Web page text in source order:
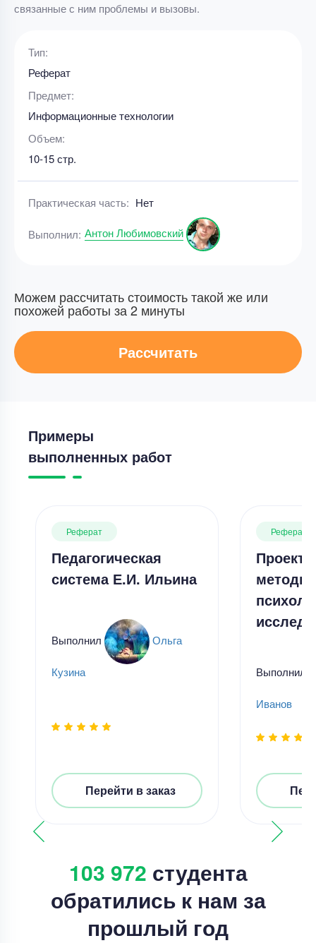
связанные с ним проблемы и вызовы.
Тип:
Реферат
Предмет:
Информационные технологии
Объем:
10-15 стр.
Практическая часть: Нет
Выполнил: Антон Любимовский
Можем рассчитать стоимость такой же или
похожей работы за 2 минуты
Рассчитать
Примеры
выполненных работ
Реферат
Педагогическая
система Е.И. Ильина
Выполнил Ольга
Кузина
Перейти в заказ
Реферат
методы
Выполнил
Иванов
103 972 студента
обратились к нам за
прошлый год